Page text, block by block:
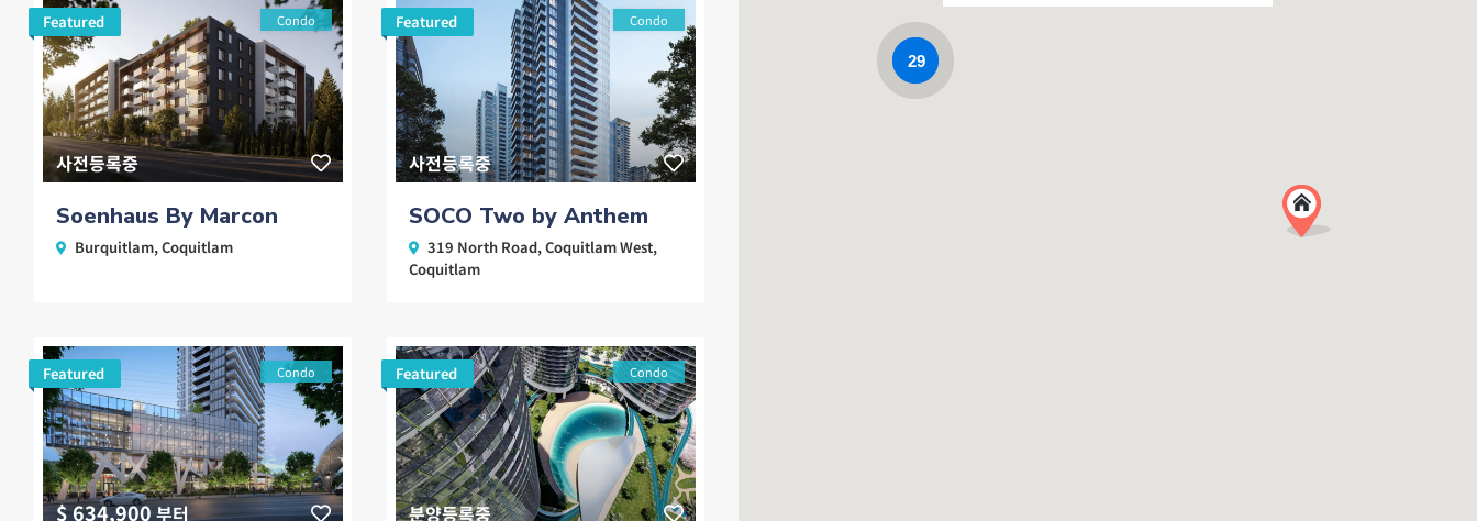
29
사전등록중
Condo
Featured
Soenhaus By Marcon
Burquitlam,Coquitlam
사전등록중
Condo
Featured
SOCO Two by Anthem
319 North Road,Coquitlam West,
Coquitlam
$ 634,900부터
Condo
Featured
분양등록중
Condo
Featured